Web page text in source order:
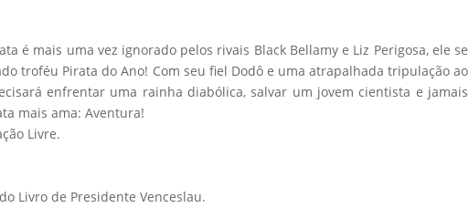
é mais uma vez ignorado pelos rivais Black Bellamy e Liz Perigosa, ele se
troféu Pirata do Ano! Com seu fiel Dodô e uma atrapalhada tripulação ao
enfrentar uma rainha diabólica, salvar um jovem cientista e jamais
mais ama: Aventura!
Livre.
Livro de Presidente Venceslau.